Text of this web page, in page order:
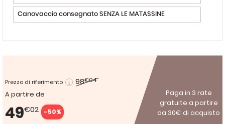
Canovaccio consegnato SENZA LE MATASSINE
Prezzo di riferimento 98€04
A partire de
49€02 -50%
Paga in 3 rate
gratuite a partire
da 30€ di acquisto